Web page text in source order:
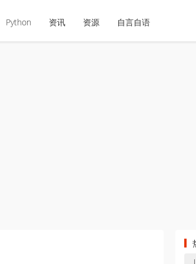
Python 资讯 资源 自言自语